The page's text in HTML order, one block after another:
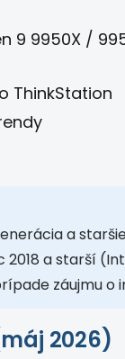
9 9950X /
ThinkStation
a
2018 a starší
záujmu o
2026)